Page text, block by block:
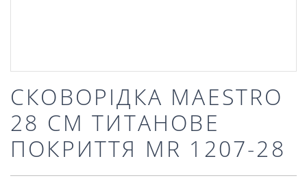
СКОВОРІДКА MAESTRO
28 СМ ТИТАНОВЕ
ПОКРИТТЯ MR 1207-28